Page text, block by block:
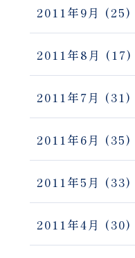
2011年9月 (25)
2011年8月 (17)
2011年7月 (31)
2011年6月 (35)
2011年5月 (33)
2011年4月 (30)